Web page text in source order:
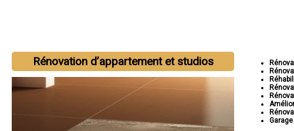
Rénovation d’appartement et studios
Garage